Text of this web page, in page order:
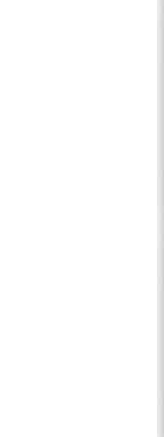
da Cunha
di Pellegrini. Nel
Roberto.